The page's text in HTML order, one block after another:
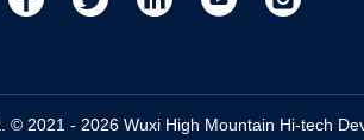
述
述
述
述
述
2021 - 2026 Wuxi High Mountain Hi-tech